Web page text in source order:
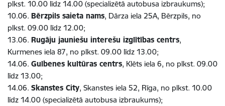
plkst. 10.00 līdz 14.00 (specializētā autobusa izbraukums);
10.06. Bērzpils saieta nams, Dārza iela 25A, Bērzpils, no
plkst. 09.00 līdz 12.00;
13.06. Rugāju jauniešu interešu izglītības centrs,
Kurmenes iela 87, no plkst. 09.00 līdz 13.00;
14.06. Gulbenes kultūras centrs, Klēts iela 6, no plkst. 09.00
līdz 13.00;
14.06. Skanstes City, Skanstes iela 52, Rīga, no plkst. 10.00
līdz 14.00 (specializētā autobusa izbraukums);